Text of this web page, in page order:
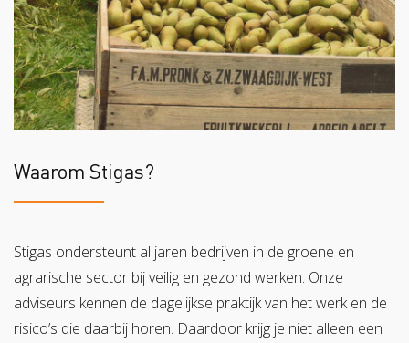
Waarom Stigas?
Stigas ondersteunt al jaren bedrijven in de groene en
agrarische sector bij veilig en gezond werken. Onze
adviseurs kennen de dagelijkse praktijk van het werk en de
risico’s die daarbij horen. Daardoor krijg je niet alleen een